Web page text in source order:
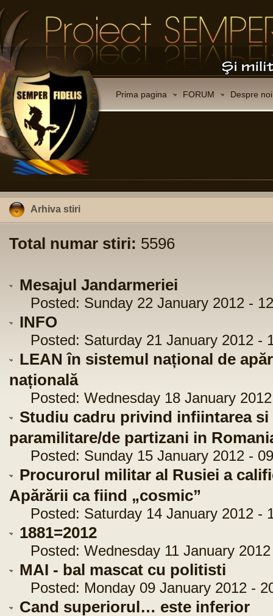
Prima pagina FORUM Despre noi
Arhiva stiri
Total numar stiri: 5596
Mesajul Jandarmeriei
Posted: Sunday 22 January 2012 -
INFO
Posted: Saturday 21 January 2012 -
LEAN în sistemul național de
națională
Posted: Wednesday 18 January
Studiu cadru privind infiintarea
paramilitare/de partizani in
Posted: Sunday 15 January 2012 -
Procurorul militar al Rusiei a
Apărării ca fiind „cosmic”
Posted: Saturday 14 January 2012 -
1881=2012
Posted: Wednesday 11 January 2012
MAI - bal mascat cu politisti
Posted: Monday 09 January 2012 -
Cand superiorul… este inferior